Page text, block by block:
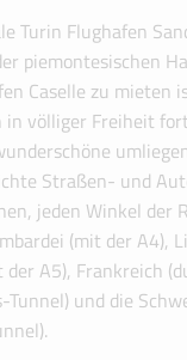
Turin Flughafen
piemontesischen
Caselle zu mieten
in völliger Freiheit
Straßen- und
jeden Winkel der
(mit der A4),
A5), Frankreich
und die